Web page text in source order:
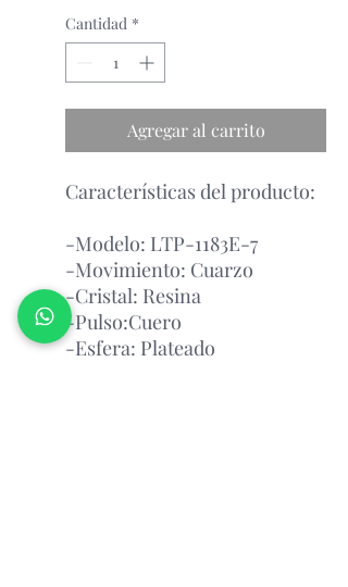
Cantidad *
Agregar al carrito
Características del producto:
-Modelo: LTP-1183E-7
-Movimiento: Cuarzo
-Cristal: Resina
-Pulso:Cuero
-Esfera: Plateado